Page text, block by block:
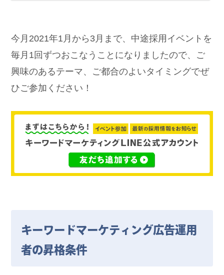
今月2021年1月から3月まで、中途採用イベントを
毎月1回ずつおこなうことになりましたので、ご
興味のあるテーマ、ご都合のよいタイミングでぜ
ひご参加ください！
キーワードマーケティング広告運用
者の昇格条件